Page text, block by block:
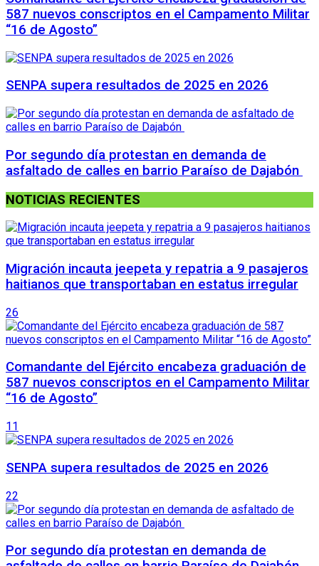
587 nuevos conscriptos en el Campamento Militar
“16 de Agosto”
SENPA supera resultados de 2025 en 2026
Por segundo día protestan en demanda de
asfaltado de calles en barrio Paraíso de Dajabón
NOTICIAS RECIENTES
Migración incauta jeepeta y repatria a 9 pasajeros
haitianos que transportaban en estatus irregular
26
Comandante del Ejército encabeza graduación de
587 nuevos conscriptos en el Campamento Militar
“16 de Agosto”
11
SENPA supera resultados de 2025 en 2026
22
Por segundo día protestan en demanda de